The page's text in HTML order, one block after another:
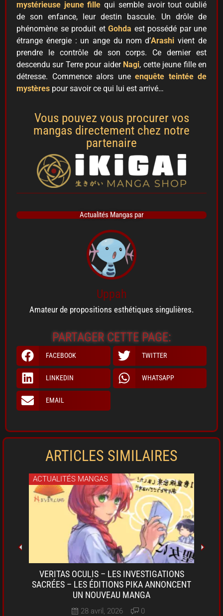
mystérieuse jeune fille qui semble avoir tout oublié
de son enfance, leur destin bascule. Un drôle de
phénomène se produit et Gohda est possédé par une
étrange énergie : un ange du nom d’Arashi vient de
prendre le contrôle de son corps. Ce dernier est
descendu sur Terre pour aider Nagi, cette jeune fille en
détresse. Commence alors uneenquête teintée de
mystères pour savoir ce qui lui est arrivé…
Vous pouvez vous procurer vos
mangas directement chez notre
partenaire
Actualités Mangas par
Uppah
Amateur de propositions esthétiques singulières.
PARTAGER CETTE PAGE:
FACEBOOK TWITTER
LINKEDIN WHATSAPP
EMAIL
ARTICLES SIMILAIRES
ACTUALITÉS MANGAS
VERITAS OCULIS – LES INVESTIGATIONS
SACRÉES – LES ÉDITIONS PIKA ANNONCENT
UN NOUVEAU MANGA
28 avril, 2026 0